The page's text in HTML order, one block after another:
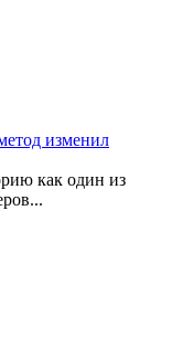
изменил
как один из